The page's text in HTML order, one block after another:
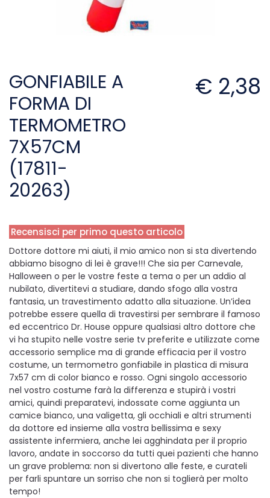
GONFIABILE A
FORMA DI
TERMOMETRO
7X57CM
(17811-
20263)
€ 2,38
Recensisci per primo questo articolo
Dottore dottore mi aiuti, il mio amico non si sta divertendo
abbiamo bisogno di lei è grave!!! Che sia per Carnevale,
Halloween o per le vostre feste a tema o per un addio al
nubilato, divertitevi a studiare, dando sfogo alla vostra
fantasia, un travestimento adatto alla situazione. Un’idea
potrebbe essere quella di travestirsi per sembrare il famoso
ed eccentrico Dr. House oppure qualsiasi altro dottore che
vi ha stupito nelle vostre serie tv preferite e utilizzate come
accessorio semplice ma di grande efficacia per il vostro
costume, un termometro gonfiabile in plastica di misura
7x57 cm di color bianco e rosso. Ogni singolo accessorio
nel vostro costume farà la differenza e stupirà i vostri
amici, quindi preparatevi, indossate come aggiunta un
camice bianco, una valigetta, gli occhiali e altri strumenti
da dottore ed insieme alla vostra bellissima e sexy
assistente infermiera, anche lei agghindata per il proprio
lavoro, andate in soccorso da tutti quei pazienti che hanno
un grave problema: non si divertono alle feste, e curateli
per farli spuntare un sorriso che non si toglierà per molto
tempo!